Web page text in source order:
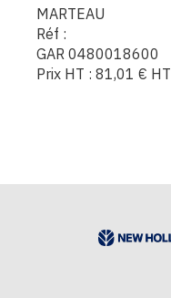
MARTEAU
Réf :
GAR 0480018600
Prix HT : 81,01 € HT